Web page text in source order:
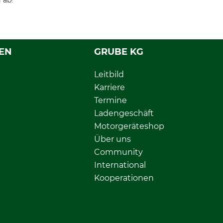
GRUBE KG
Leitbild
Karriere
Termine
Ladengeschäft
Motorgeräteshop
Über uns
Community
International
Kooperationen